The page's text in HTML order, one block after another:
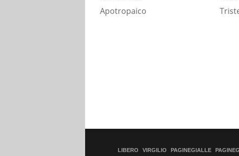
Apotropaico
LIBERO VIRGILIO PAGINEGIALLE